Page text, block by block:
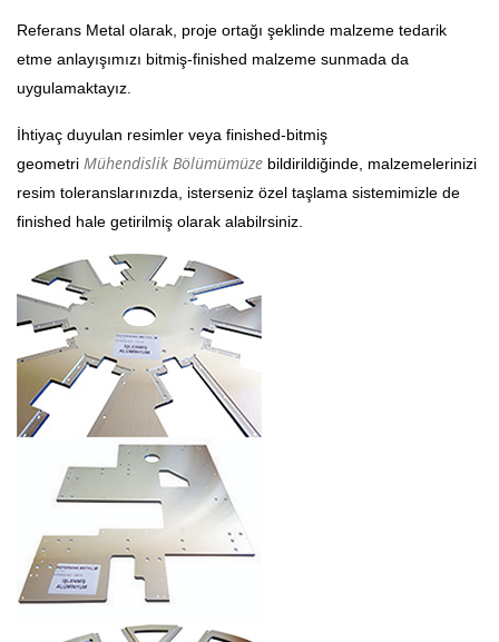
Referans Metal olarak, proje ortağı şeklinde malzeme tedarik
etme anlayışımızı bitmiş-finished malzeme sunmada da
uygulamaktayız.
İhtiyaç duyulan resimler veya finished-bitmiş
geometri Mühendislik Bölümümüze bildirildiğinde, malzemelerinizi
resim toleranslarınızda, isterseniz özel taşlama sistemimizle de
finished hale getirilmiş olarak alabilrsiniz.